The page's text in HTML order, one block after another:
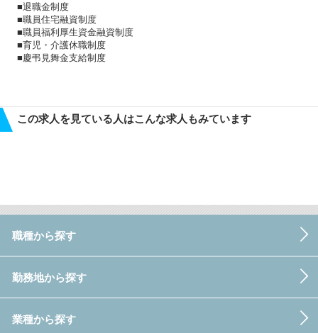
■退職金制度
■職員住宅融資制度
■職員福利厚生資金融資制度
■育児・介護休職制度
■慶弔見舞金支給制度
この求人を見ている人はこんな求人もみています
職種から探す
勤務地から探す
業種から探す